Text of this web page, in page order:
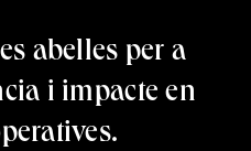
abelles per a
i impacte en